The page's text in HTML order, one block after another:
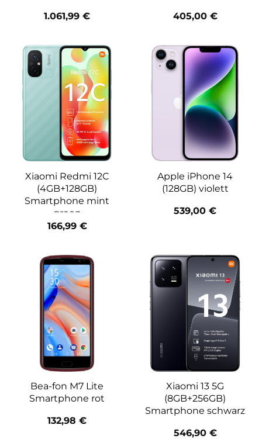
1.061,99 €
405,00 €
Xiaomi Redmi 12C
(4GB+128GB)
Smartphone mint
green
166,99 €
Apple iPhone 14
(128GB) violett
539,00 €
Bea-fon M7 Lite
Smartphone rot
132,98 €
Xiaomi 13 5G
(8GB+256GB)
Smartphone schwarz
546,90 €